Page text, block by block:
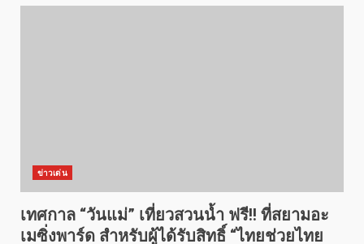
ข่าวเด่น
เทศกาล “วันแม่” เที่ยวสวนน้ำ ฟรี!! ที่สยามอะ
เมซิ่งพาร์ด สำหรับผู้ได้รับสิทธิ์ “ไทยช่วยไทย